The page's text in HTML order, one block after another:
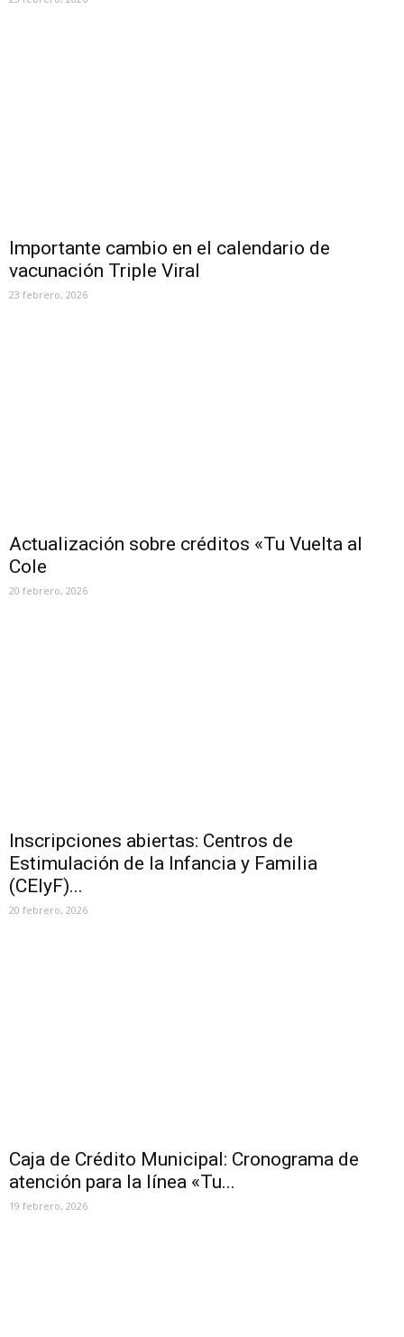
Importante cambio en el calendario de
vacunación Triple Viral
23 febrero, 2026
Actualización sobre créditos «Tu Vuelta al
Cole
20 febrero, 2026
Inscripciones abiertas: Centros de
Estimulación de la Infancia y Familia
(CEIyF)...
20 febrero, 2026
Caja de Crédito Municipal: Cronograma de
atención para la línea «Tu...
19 febrero, 2026